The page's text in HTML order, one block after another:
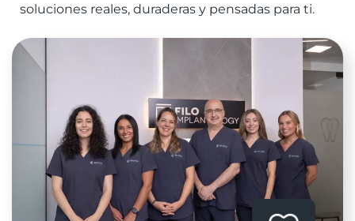
soluciones reales, duraderas y pensadas para ti.